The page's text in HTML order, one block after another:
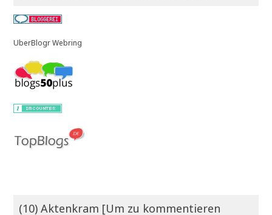
UberBlogr Webring
(10) Aktenkram [Um zu kommentieren